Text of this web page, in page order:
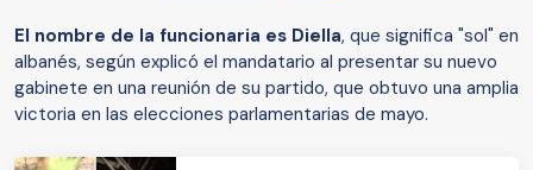
El nombre de la funcionaria es Diella, que significa "sol" en
albanés, según explicó el mandatario al presentar su nuevo
gabinete en una reunión de su partido, que obtuvo una amplia
victoria en las elecciones parlamentarias de mayo.